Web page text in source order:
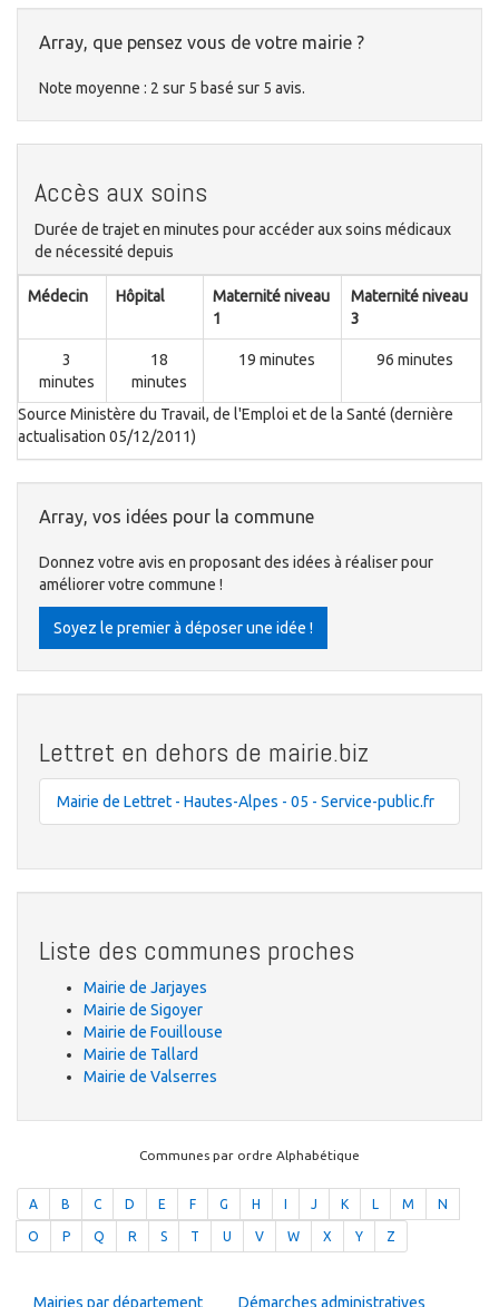
Array, que pensez vous de votre mairie ?
Note moyenne : 2 sur 5 basé sur 5 avis.
Accès aux soins
Durée de trajet en minutes pour accéder aux soins médicaux
de nécessité depuis
Médecin Hôpital
Maternité niveau
1
Maternité niveau
3
3
minutes
18
minutes
19 minutes 96 minutes
Source Ministère du Travail, de l'Emploi et de la Santé (dernière
actualisation 05/12/2011)
Array, vos idées pour la commune
Donnez votre avis en proposant des idées à réaliser pour
améliorer votre commune !
Soyez le premier à déposer une idée !
Lettret en dehors de mairie.biz
Mairie de Lettret - Hautes-Alpes - 05 - Service-public.fr
Liste des communes proches
Mairie de Jarjayes
Mairie de Sigoyer
Mairie de Fouillouse
Mairie de Tallard
Mairie de Valserres
Communes par ordre Alphabétique
A B C D E F G H J K L M N
O P Q R S T U V W X Y Z
Mairies par département Démarches administratives